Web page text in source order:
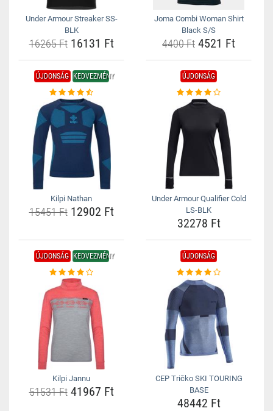
Under Armour Streaker SS-
BLK
16265 Ft16131 Ft
Joma Combi Woman Shirt
Black S/S
4400 Ft 4521 Ft
ÚJDONSÁG KEDVEZMÉNY
Kilpi Nathan
15451 Ft12902 Ft
ÚJDONSÁG
Under Armour Qualifier Cold
LS-BLK
32278 Ft
ÚJDONSÁG KEDVEZMÉNY
Kilpi Jannu
51531 Ft41967 Ft
ÚJDONSÁG
CEP Tričko SKI TOURING
BASE
48442 Ft